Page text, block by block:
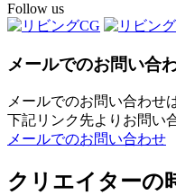
Follow us
メールでのお問い合
メールでのお問い合わせ
下記リンク先よりお問い
メールでのお問い合わせ
クリエイターの